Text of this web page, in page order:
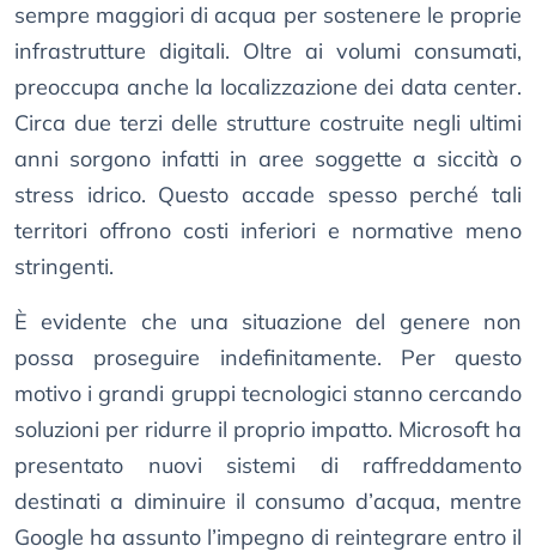
sempre maggiori di acqua per sostenere le proprie
infrastrutture digitali. Oltre ai volumi consumati,
preoccupa anche la localizzazione dei data center.
Circa due terzi delle strutture costruite negli ultimi
anni sorgono infatti in aree soggette a siccità o
stress idrico. Questo accade spesso perché tali
territori offrono costi inferiori e normative meno
stringenti.
È evidente che una situazione del genere non
possa proseguire indefinitamente. Per questo
motivo i grandi gruppi tecnologici stanno cercando
soluzioni per ridurre il proprio impatto. Microsoft ha
presentato nuovi sistemi di raffreddamento
destinati a diminuire il consumo d’acqua, mentre
Google ha assunto l’impegno di reintegrare entro il